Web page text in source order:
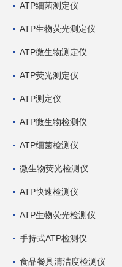
ATP细菌测定仪
ATP生物荧光测定仪
ATP微生物测定仪
ATP荧光测定仪
ATP测定仪
ATP微生物检测仪
ATP细菌检测仪
微生物荧光检测仪
ATP快速检测仪
ATP生物荧光检测仪
手持式ATP检测仪
食品餐具清洁度检测仪